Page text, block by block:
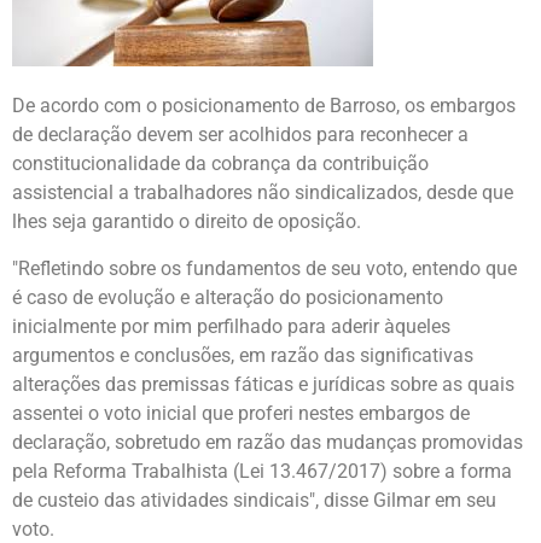
De acordo com o posicionamento de Barroso, os embargos
de declaração devem ser acolhidos para reconhecer a
constitucionalidade da cobrança da contribuição
assistencial a trabalhadores não sindicalizados, desde que
lhes seja garantido o direito de oposição.
"Refletindo sobre os fundamentos de seu voto, entendo que
é caso de evolução e alteração do posicionamento
inicialmente por mim perfilhado para aderir àqueles
argumentos e conclusões, em razão das significativas
alterações das premissas fáticas e jurídicas sobre as quais
assentei o voto inicial que proferi nestes embargos de
declaração, sobretudo em razão das mudanças promovidas
pela Reforma Trabalhista (Lei 13.467/2017) sobre a forma
de custeio das atividades sindicais", disse Gilmar em seu
voto.